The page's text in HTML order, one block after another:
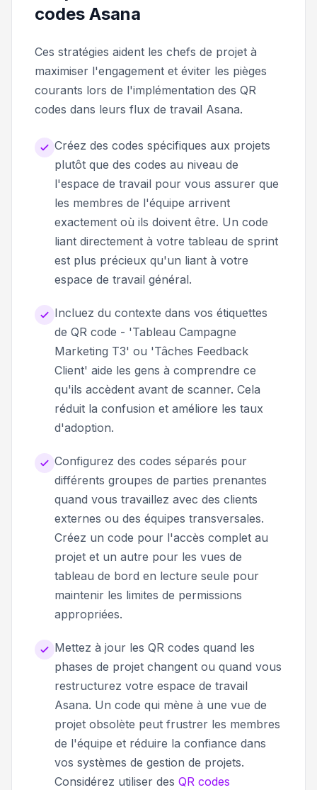
codes Asana
Ces stratégies aident les chefs de projet à
maximiser l'engagement et éviter les pièges
courants lors de l'implémentation des QR
codes dans leurs flux de travail Asana.
Créez des codes spécifiques aux projets
plutôt que des codes au niveau de
l'espace de travail pour vous assurer que
les membres de l'équipe arrivent
exactement où ils doivent être. Un code
liant directement à votre tableau de sprint
est plus précieux qu'un liant à votre
espace de travail général.
Incluez du contexte dans vos étiquettes
de QR code - 'Tableau Campagne
Marketing T3' ou 'Tâches Feedback
Client' aide les gens à comprendre ce
qu'ils accèdent avant de scanner. Cela
réduit la confusion et améliore les taux
d'adoption.
Configurez des codes séparés pour
différents groupes de parties prenantes
quand vous travaillez avec des clients
externes ou des équipes transversales.
Créez un code pour l'accès complet au
projet et un autre pour les vues de
tableau de bord en lecture seule pour
maintenir les limites de permissions
appropriées.
Mettez à jour les QR codes quand les
phases de projet changent ou quand vous
restructurez votre espace de travail
Asana. Un code qui mène à une vue de
projet obsolète peut frustrer les membres
de l'équipe et réduire la confiance dans
vos systèmes de gestion de projets.
Considérez utiliser des QR codes